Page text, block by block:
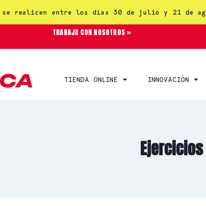
se realicen entre los días 30 de julio y 21 de
TRABAJA CON NOSOTROS »
TIENDA ONLINE INNOVACIÓN